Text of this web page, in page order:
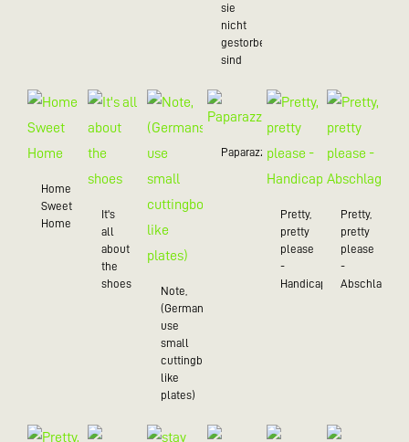
sie
nicht
gestorben
sind
Home
Sweet
Home
It's
all
about
the
shoes
Note,
(Germans
use
small
cuttingboards
like
plates)
Paparazzo
Pretty,
pretty
please
-
Handicap
Pretty,
pretty
please
-
Abschlag